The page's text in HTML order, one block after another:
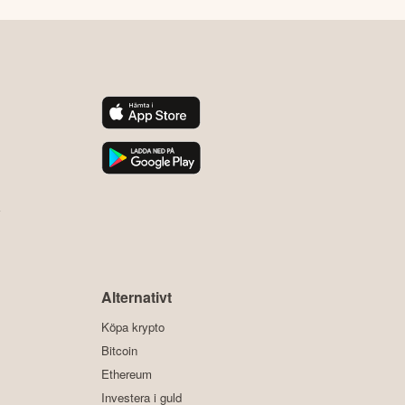
Alternativt
Köpa krypto
Bitcoin
Ethereum
Investera i guld